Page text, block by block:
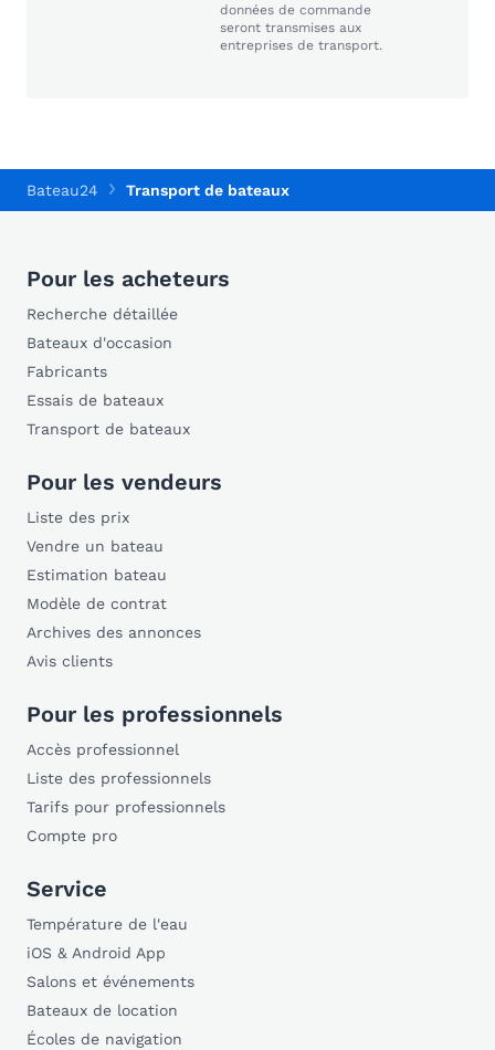
données de commande
seront transmises aux
entreprises de transport.
Bateau24 Transport de bateaux
Pour les acheteurs
Recherche détaillée
Bateaux d'occasion
Fabricants
Essais de bateaux
Transport de bateaux
Pour les vendeurs
Liste des prix
Vendre un bateau
Estimation bateau
Modèle de contrat
Archives des annonces
Avis clients
Pour les professionnels
Accès professionnel
Liste des professionnels
Tarifs pour professionnels
Compte pro
Service
Température de l'eau
iOS & Android App
Salons et événements
Bateaux de location
Écoles de navigation